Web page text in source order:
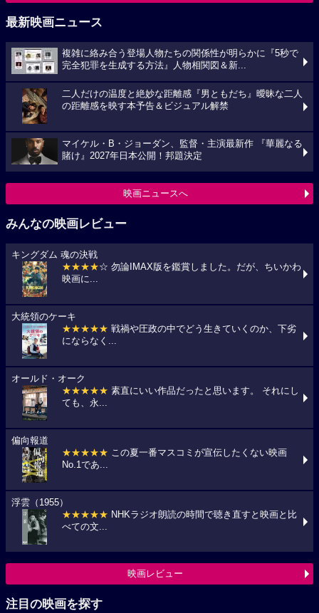
最新映画ニュース
複雑に絡み合う登場人物たちの関係性が明らかに『5秒で
完全犯罪を生成する方法』人物相関図＆新...
二人だけの温度と絶妙な距離感『男ともだち』曖昧な二人
の距離感を映す本予告＆ビジュアル解禁
マイケル・B・ジョーダン、監督・主演最新作 『華麗なる
賭け』2027年日本公開！邦題決定
映画ニュースへ
みんなの映画レビュー
キングダム 魂の決戦
★★★★☆ 勿論IMAX版を鑑賞しました。だが、ちいかわ
映画に...
大統領のケーキ
★★★★★ 戦禍や圧政の中でどう生きていくのか、下劣
にならなく...
オールド・オーク
★★★★★ 素直にいい作品だったと思います。 それにし
ても、永...
偏向報道
★★★★★ この夏一番マスコミが宣伝したくない映画
No.1であ...
浮雲（1955）
★★★★★ NHKラジオ朗読の時間で聴き直すと映画と比
べての文...
映画レビュー
注目の映画を探す